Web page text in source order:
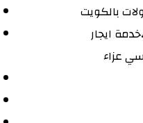
بالكويت
ايجار
عزاء